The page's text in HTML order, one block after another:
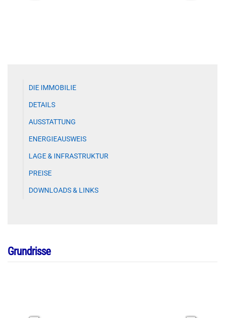
DIE IMMOBILIE
DETAILS
AUSSTATTUNG
ENERGIEAUSWEIS
LAGE & INFRASTRUKTUR
PREISE
DOWNLOADS & LINKS
Grundrisse